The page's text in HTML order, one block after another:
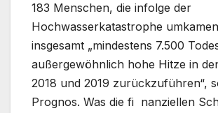
183 Menschen, die infolge der
Hochwasserkatastrophe
insgesamt „mindestens 7.500
außergewöhnlich hohe Hitze in
2018 und 2019 zurückzuführen“,
Prognos. Was die fi nanziellen